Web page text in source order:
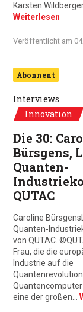
Karsten
Weiterlesen
Veröffentlicht am
Abonnent
Interviews
Innovation
Die 30:
Bürsgens,
Quanten-
QUTAC
Caroline
Quanten-
von QUTAC.
Frau, die die
Industrie auf die
eine der großen…